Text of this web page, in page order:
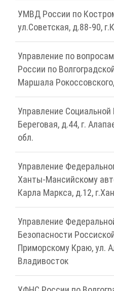
УМВД России по
ул.Советская, д.88-90,
Управление по
России по
Маршала
Управление
Береговая, д.44, г.
обл.
Управление
Ханты-Мансийскому
Карла Маркса, д.12,
Управление
Безопасности
Приморскому Краю, ул.
Владивосток